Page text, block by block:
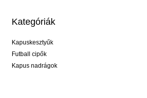
Kategóriák
Kapuskesztyűk
Futball cipők
Kapus nadrágok